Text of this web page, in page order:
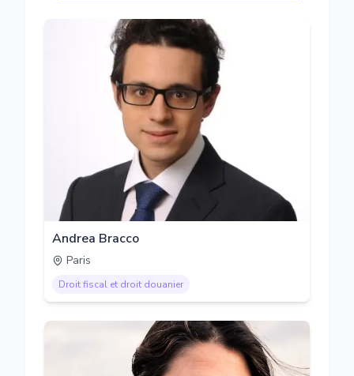
Andrea Bracco
Paris
Droit fiscal et droit douanier